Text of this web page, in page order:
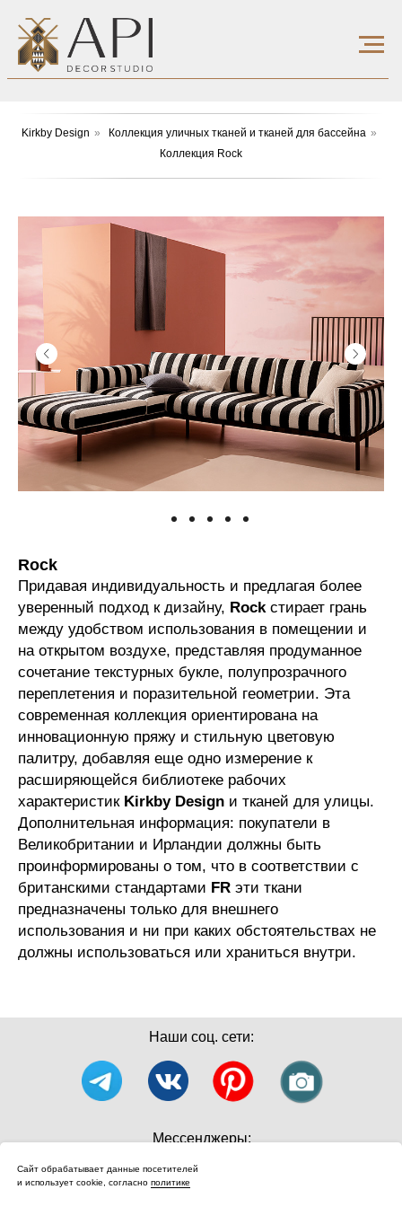
Kirkby Design » Коллекция уличных тканей и тканей для бассейна »
Коллекция Rock
Rock
Придавая индивидуальность и предлагая более
уверенный подход к дизайну, Rock стирает грань
между удобством использования в помещении и
на открытом воздухе, представляя продуманное
сочетание текстурных букле, полупрозрачного
переплетения и поразительной геометрии. Эта
современная коллекция ориентирована на
инновационную пряжу и стильную цветовую
палитру, добавляя еще одно измерение к
расширяющейся библиотеке рабочих
характеристик Kirkby Design и тканей для улицы.
Дополнительная информация: покупатели в
Великобритании и Ирландии должны быть
проинформированы о том, что в соответствии с
британскими стандартами FR эти ткани
предназначены только для внешнего
использования и ни при каких обстоятельствах не
должны использоваться или храниться внутри.
Сайт обрабатывает данные посетителей
и использует cookie, согласно политике
Наши соц. сети:
Мессенджеры: